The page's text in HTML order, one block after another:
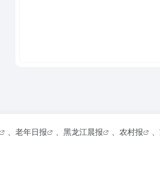
、 老年日报 、 黑龙江晨报 、 农村报